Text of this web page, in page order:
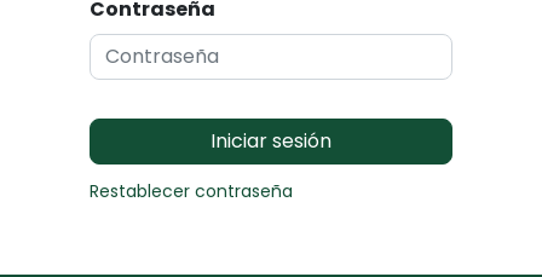
Contraseña
Iniciar sesión
Restablecer contraseña